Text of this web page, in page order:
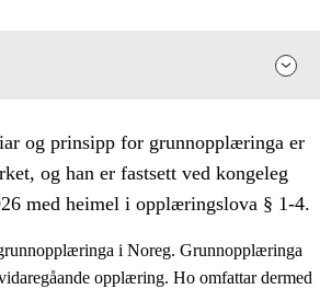
og prinsipp for grunnopplæringa er
og han er fastsett ved kongeleg
med heimel i opplæringslova § 1-4.
i Noreg. Grunnopplæringa
opplæring. Ho omfattar dermed